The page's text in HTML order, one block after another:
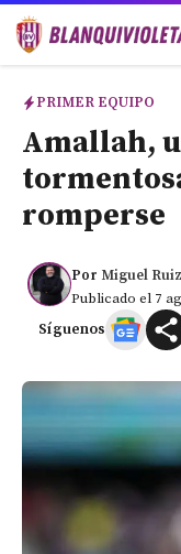
Saltar
PRIMER EQUIPO
Amallah,
romperse
Por Miguel Ruiz
Publicado el 7
Síguenos